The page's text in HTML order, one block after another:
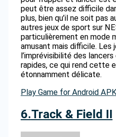
peut être assez difficile
plus, bien qu’il ne soit pas
autres jeux de sport sur
particulièrement en mode
amusant mais difficile. Les
l’imprévisibilité des
rapides, ce qui rend cette
étonnamment délicate.
Play Game for Android APK
6.Track & Field II